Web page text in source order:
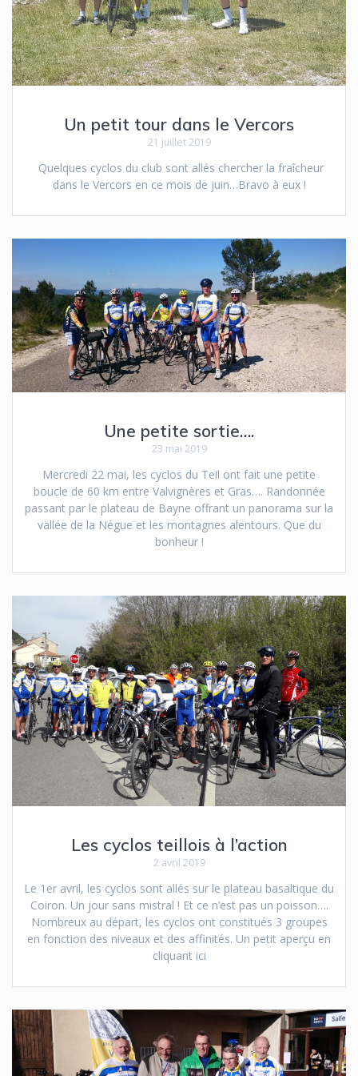
Un petit tour dans le Vercors
21 juillet 2019
Quelques cyclos du club sont allés chercher la fraîcheur
dans le Vercors en ce mois de juin…Bravo à eux !
Une petite sortie….
23 mai 2019
Mercredi 22 mai, les cyclos du Teil ont fait une petite
boucle de 60 km entre Valvignères et Gras…. Randonnée
passant par le plateau de Bayne offrant un panorama sur la
vallée de la Négue et les montagnes alentours. Que du
bonheur !
Les cyclos teillois à l’action
2 avril 2019
Le 1er avril, les cyclos sont allés sur le plateau basaltique du
Coiron. Un jour sans mistral ! Et ce n’est pas un poisson….
Nombreux au départ, les cyclos ont constitués 3 groupes
en fonction des niveaux et des affinités. Un petit aperçu en
cliquant ici